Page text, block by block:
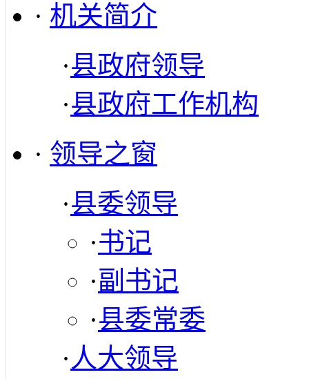
· 机关简介
·县政府领导
·县政府工作机构
· 领导之窗
·县委领导
·书记
·副书记
·县委常委
· 人大领导